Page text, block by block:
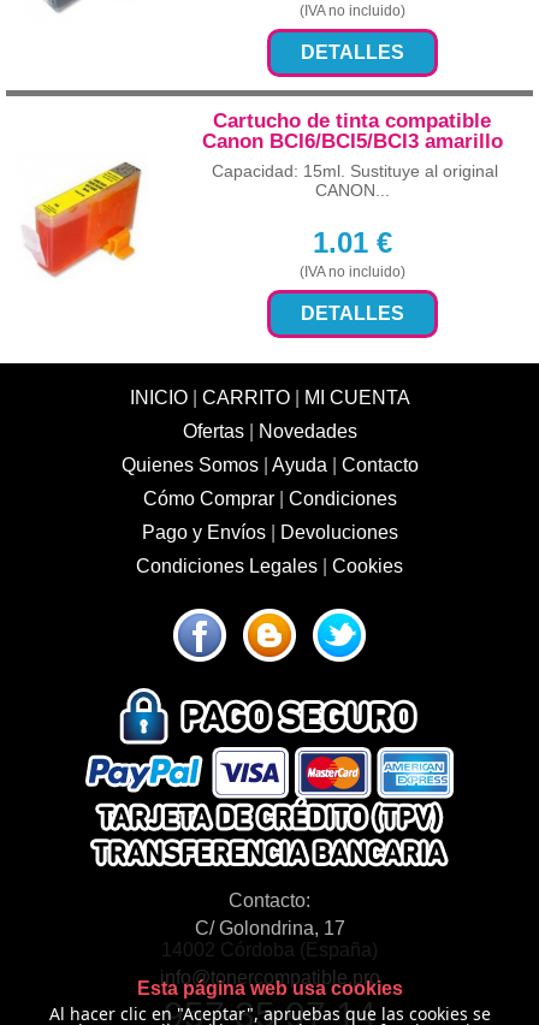
(IVA no incluido)
DETALLES
Cartucho de tinta compatible
Canon BCI6/BCI5/BCI3 amarillo
Capacidad: 15ml. Sustituye al original
CANON...
1.01€
(IVA no incluido)
DETALLES
INICIO| CARRITO|
MI CUENTA
Ofertas|
Novedades
Quienes Somos| Ayuda
Contacto
Cómo Comprar| Condiciones
Pago y Envíos|
Devoluciones
Condiciones Legales
Cookies
Contacto:
C/ Golondrina, 17
14002 Córdoba (España)
info@tonercompatible.pro
957 35 97 14
Esta página web usa cookies
Al hacer clic en "Aceptar", apruebas que las cookies se